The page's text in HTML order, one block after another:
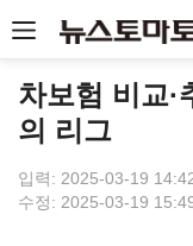
차보험 비교·
의 리그
입력: 2025-03-19
수정: 2025-03-19